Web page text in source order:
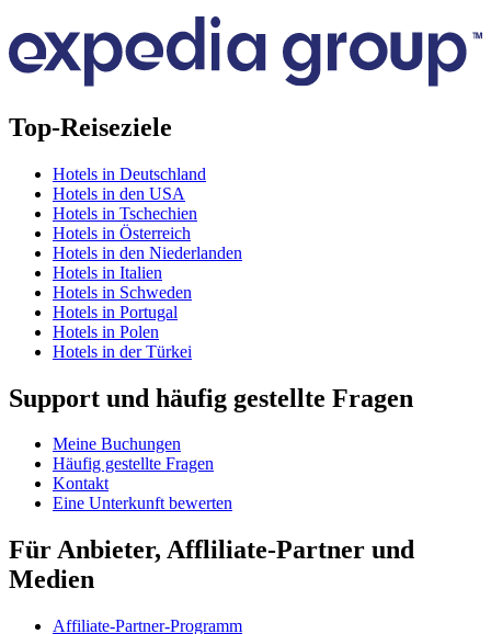
Top-Reiseziele
Hotels in Deutschland
Hotels in den USA
Hotels in Tschechien
Hotels in Österreich
Hotels in den Niederlanden
Hotels in Italien
Hotels in Schweden
Hotels in Portugal
Hotels in Polen
Hotels in der Türkei
Support und häufig gestellte Fragen
Meine Buchungen
Häufig gestellte Fragen
Kontakt
Eine Unterkunft bewerten
Für Anbieter, Affliliate-Partner und
Medien
Affiliate-Partner-Programm